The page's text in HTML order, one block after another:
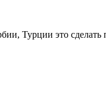
Турции это сделать